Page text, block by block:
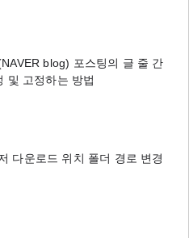
blog) 포스팅의 글 줄 간
및 고정하는 방법
다운로드 위치 폴더 경로 변경